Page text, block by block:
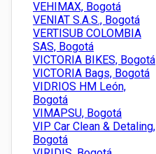
VEHIMAX, Bogotá
VENIAT S.A.S., Bogotá
VERTISUB COLOMBIA
SAS, Bogotá
VICTORIA BIKES, Bogotá
VICTORIA Bags, Bogotá
VIDRIOS HM León,
Bogotá
VIMAPSU, Bogotá
VIP Car Clean & Detaling,
Bogotá